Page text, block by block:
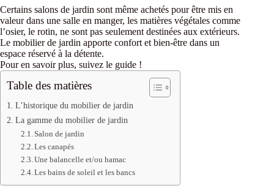
Certains salons de jardin sont même achetés pour être mis en
valeur dans une salle en manger, les matières végétales comme
l’osier, le rotin, ne sont pas seulement destinées aux extérieurs.
Le mobilier de jardin apporte confort et bien-être dans un
espace réservé à la détente.
Pour en savoir plus, suivez le guide !
Table des matières
L’historique du mobilier de jardin
La gamme du mobilier de jardin
Salon de jardin
Les canapés
Une balancelle et/ou hamac
Les bains de soleil et les bancs